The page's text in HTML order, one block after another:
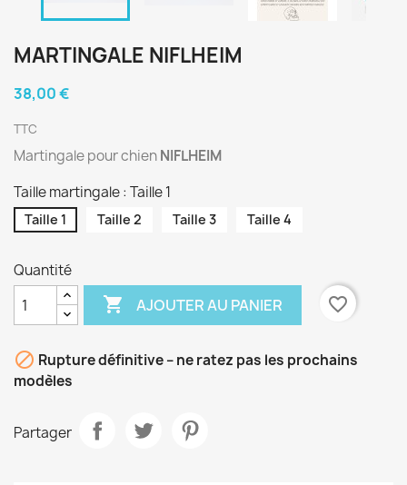
MARTINGALE NIFLHEIM
38,00 €
TTC
Martingale pour chienNIFLHEIM
Taille martingale : Taille 1
Taille 1 Taille 2 Taille 3 Taille 4
Quantité
 AJOUTER AU PANIER favorite_border
 Rupture définitive – ne ratez pas les prochains
modèles
Partager